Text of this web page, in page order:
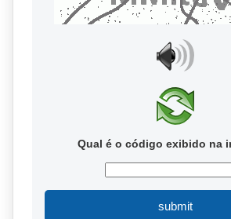
Qual é o código exibido na
submit